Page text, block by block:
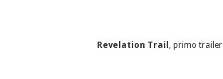
Revelation Trail , primo trailer